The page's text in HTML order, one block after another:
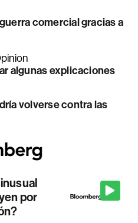
comercial gracias a
algunas explicaciones
volverse contra las
por